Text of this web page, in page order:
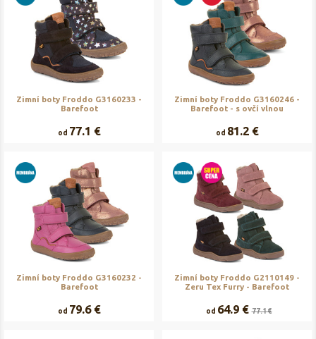
Zimní boty Froddo G3160233 -
Barefoot
od 77.1 €
Zimní boty Froddo G3160246 -
Barefoot - s ovčí vlnou
od 81.2 €
Zimní boty Froddo G3160232 -
Barefoot
od 79.6 €
Zimní boty Froddo G2110149 -
Zeru Tex Furry - Barefoot
od 64.9 € 77.1 €